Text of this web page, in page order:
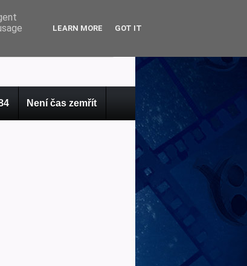
Není čas zemřít
LEARN MORE GOT IT